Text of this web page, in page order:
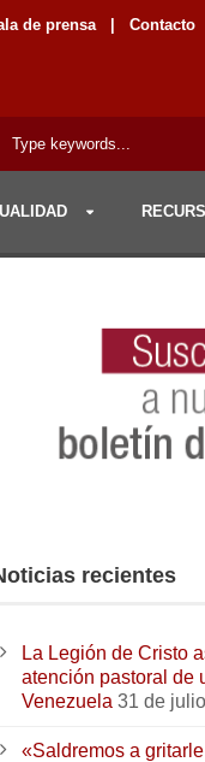
de prensa Contacto
recientes
La Legión de Cristo
atención pastoral de
Venezuela 31 de
«Saldremos a